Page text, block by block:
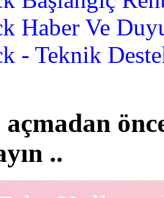
Haber Ve
- Teknik
..